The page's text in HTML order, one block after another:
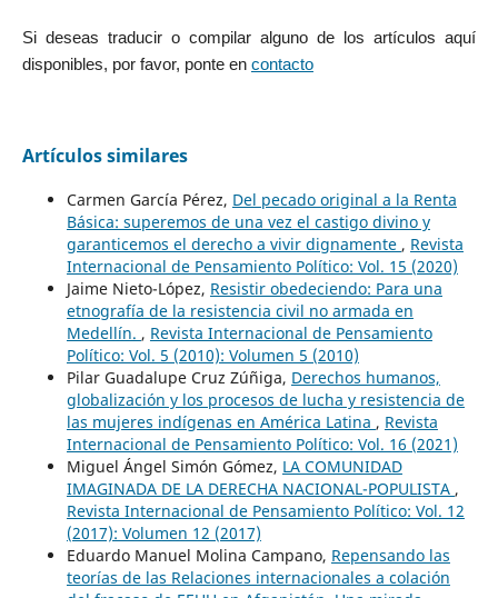
Si deseas traducir o compilar alguno de los artículos aquí
disponibles, por favor, ponte en contacto
Artículos similares
Carmen García Pérez, Del pecado original a la Renta
Básica: superemos de una vez el castigo divino y
garanticemos el derecho a vivir dignamente , Revista
Internacional de Pensamiento Político: Vol. 15 (2020)
Jaime Nieto-López, Resistir obedeciendo: Para una
etnografía de la resistencia civil no armada en
Medellín. , Revista Internacional de Pensamiento
Político: Vol. 5 (2010): Volumen 5 (2010)
Pilar Guadalupe Cruz Zúñiga, Derechos humanos,
globalización y los procesos de lucha y resistencia de
las mujeres indígenas en América Latina , Revista
Internacional de Pensamiento Político: Vol. 16 (2021)
Miguel Ángel Simón Gómez, LA COMUNIDAD
IMAGINADA DE LA DERECHA NACIONAL-POPULISTA ,
Revista Internacional de Pensamiento Político: Vol. 12
(2017): Volumen 12 (2017)
Eduardo Manuel Molina Campano, Repensando las
teorías de las Relaciones internacionales a colación